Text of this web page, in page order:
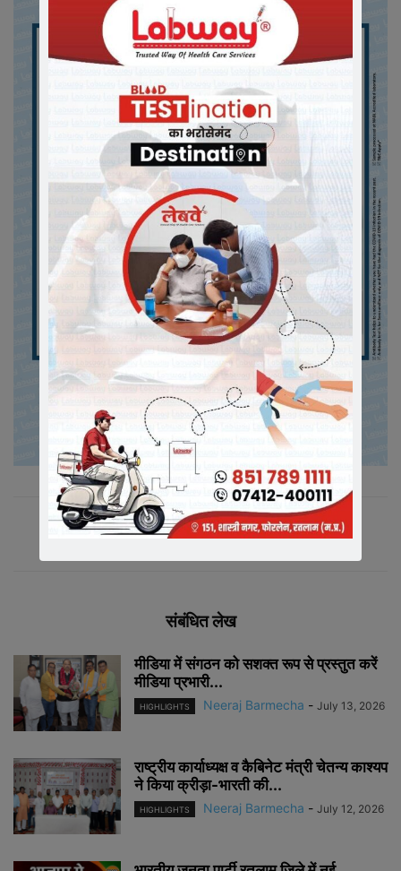
संबंधित लेख
मीडिया में संगठन को सशक्त रूप से प्रस्तुत करें
मीडिया प्रभारी...
HIGHLIGHTS Neeraj Barmecha - July 13, 2026
राष्ट्रीय कार्याध्यक्ष व कैबिनेट मंत्री चेतन्य काश्यप
ने किया क्रीड़ा-भारती की...
HIGHLIGHTS Neeraj Barmecha - July 12, 2026